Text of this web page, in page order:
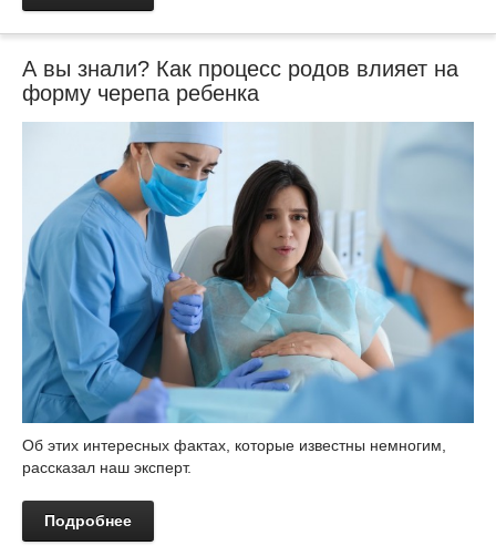
А вы знали? Как процесс родов влияет на
форму черепа ребенка
Об этих интересных фактах, которые известны немногим,
рассказал наш эксперт.
Подробнее